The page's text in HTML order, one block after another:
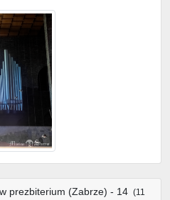
prezbiterium (Zabrze) - 14 (11